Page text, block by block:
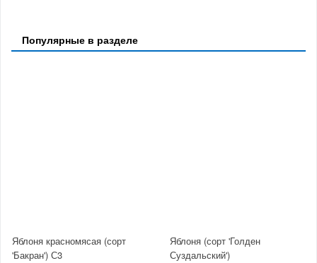
Популярные в разделе
Яблоня красномясая (сорт
'Бакран') С3
Яблоня (сорт 'Голден
Суздальский')